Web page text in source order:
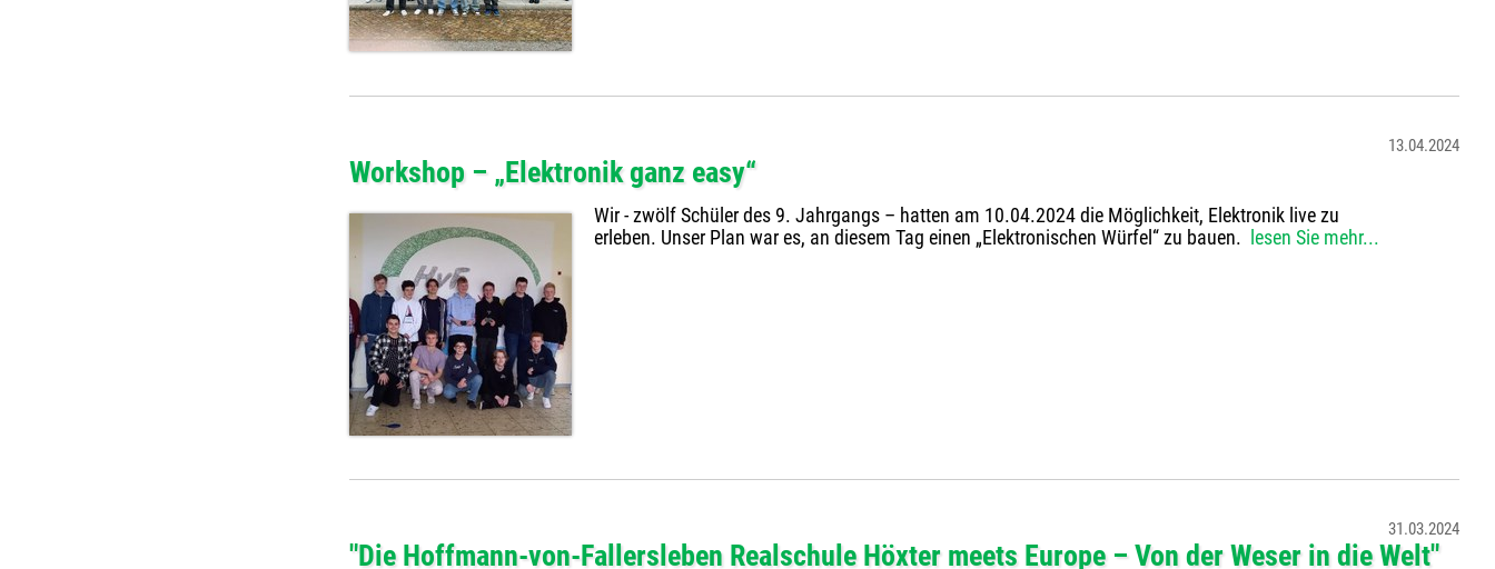
13.04.2024
Workshop – „Elektronik ganz easy“
Wir - zwölf Schüler des 9. Jahrgangs – hatten am 10.04.2024 die Möglichkeit, Elektronik live zu
erleben. Unser Plan war es, an diesem Tag einen „Elektronischen Würfel“ zu bauen.
lesen Sie mehr...
31.03.2024
"Die Hoffmann-von-Fallersleben Realschule Höxter meets Europe – Von der Weser in die Welt"